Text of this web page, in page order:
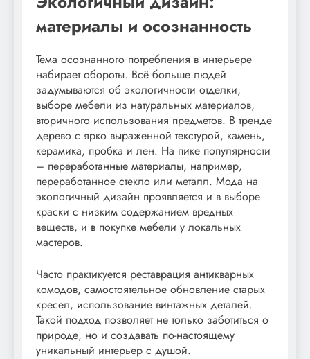
материалы и осознанность
Тема осознанного потребления в интерьере
набирает обороты. Всё больше людей
задумываются об экологичности отделки,
выборе мебели из натуральных материалов,
вторичного использования предметов. В тренде
дерево с ярко выраженной текстурой, камень,
керамика, пробка и лен. На пике популярности
– переработанные материалы, например,
переработанное стекло или металл. Мода на
экологичный дизайн проявляется и в выборе
краски с низким содержанием вредных
веществ, и в покупке мебели у локальных
мастеров.
Часто практикуется реставрация антикварных
комодов, самостоятельное обновление старых
кресел, использование винтажных деталей.
Такой подход позволяет не только заботиться о
природе, но и создавать по-настоящему
уникальный интерьер с душой.